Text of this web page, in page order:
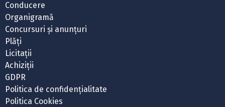
Conducere
Organigramă
Concursuri și anunțuri
Plăți
Licitații
Achiziții
GDPR
Politica de confidențialitate
Politica Cookies